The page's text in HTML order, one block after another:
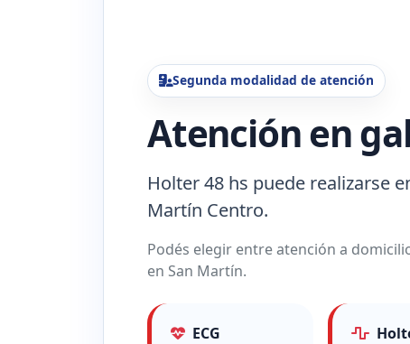
Segunda modalidad de atención
Atención en
Holter 48 hs puede realizarse
Martín Centro.
Podés elegir entre atención a
en San Martín.
ECG